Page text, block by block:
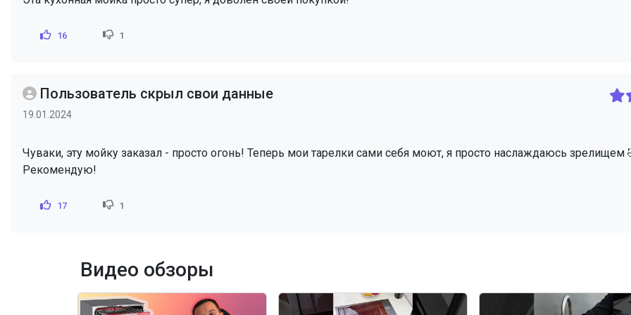
16 1
Пользователь скрыл свои данные
19.01.2024
Чуваки, эту мойку заказал - просто огонь! Теперь мои тарелки сами себя моют, я просто наслаждаюсь зрелищем
Рекомендую!
17 1
Видео обзоры